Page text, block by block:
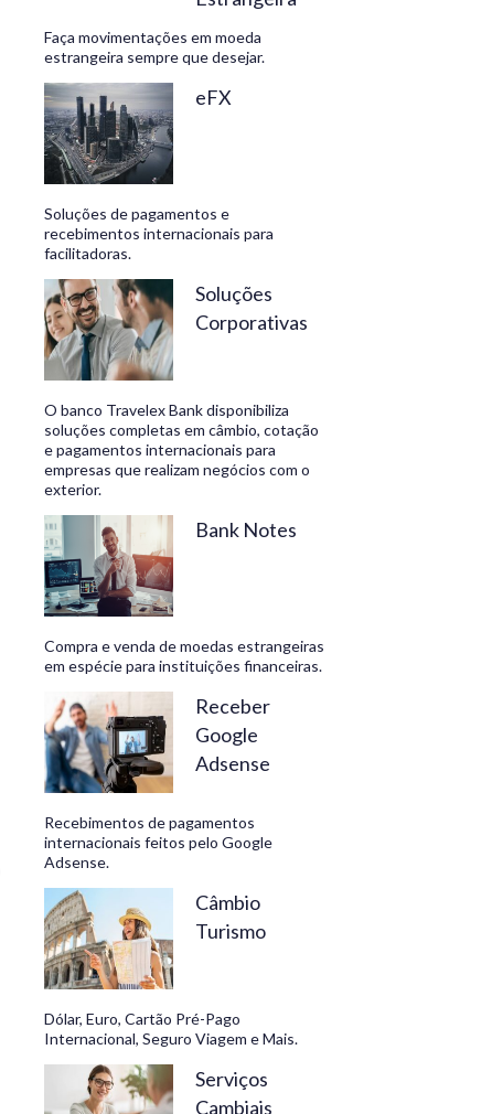
Faça movimentações em moeda
estrangeira sempre que desejar.
eFX
Soluções de pagamentos e
recebimentos internacionais para
facilitadoras.
Soluções
Corporativas
O banco Travelex Bank disponibiliza
soluções completas em câmbio, cotação
e pagamentos internacionais para
empresas que realizam negócios com o
exterior.
Bank Notes
Compra e venda de moedas estrangeiras
em espécie para instituições financeiras.
Receber
Google
Adsense
Recebimentos de pagamentos
internacionais feitos pelo Google
Adsense.
Câmbio
Turismo
Dólar, Euro, Cartão Pré-Pago
Internacional, Seguro Viagem e Mais.
Serviços
Cambiais